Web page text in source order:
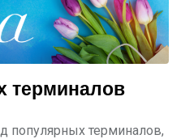
терминалов
популярных терминалов,